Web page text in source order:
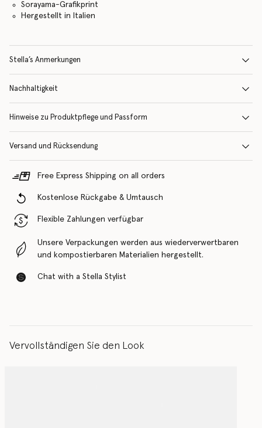
Sorayama-Grafikprint
Hergestellt in Italien
Stella’s Anmerkungen
Nachhaltigkeit
Hinweise zu Produktpflege und Passform
Versand und Rücksendung
Free Express Shipping on all orders
Kostenlose Rückgabe & Umtausch
Flexible Zahlungen verfügbar
Unsere Verpackungen werden aus wiederverwertbaren
und kompostierbaren Materialien hergestellt.
Chat with a Stella Stylist
Vervollständigen Sie den Look